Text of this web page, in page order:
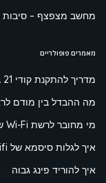
מחשב מצפצף –
מאמרים פופולריים
מדריך להתקנת קודי 21 בעברית
מה ההבדל בין מודם
מי מחובר לרשת Wi-Fi שלי
איך לגלות סיסמא של wifi במחשב
איך להוריד פינג גבוה